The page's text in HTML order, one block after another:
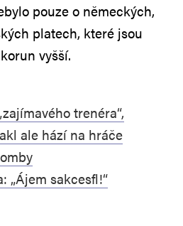
pouze o německých,
platech, které jsou
vyšší.
trenéra“,
ale hází na hráče
„Ájem sakcesfl!“